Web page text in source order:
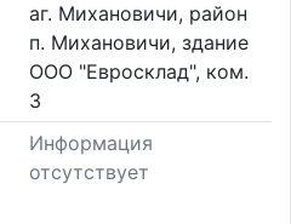
аг. Михановичи, район
п. Михановичи, здание
ООО "Евросклад", ком.
3
Информация
отсутствует